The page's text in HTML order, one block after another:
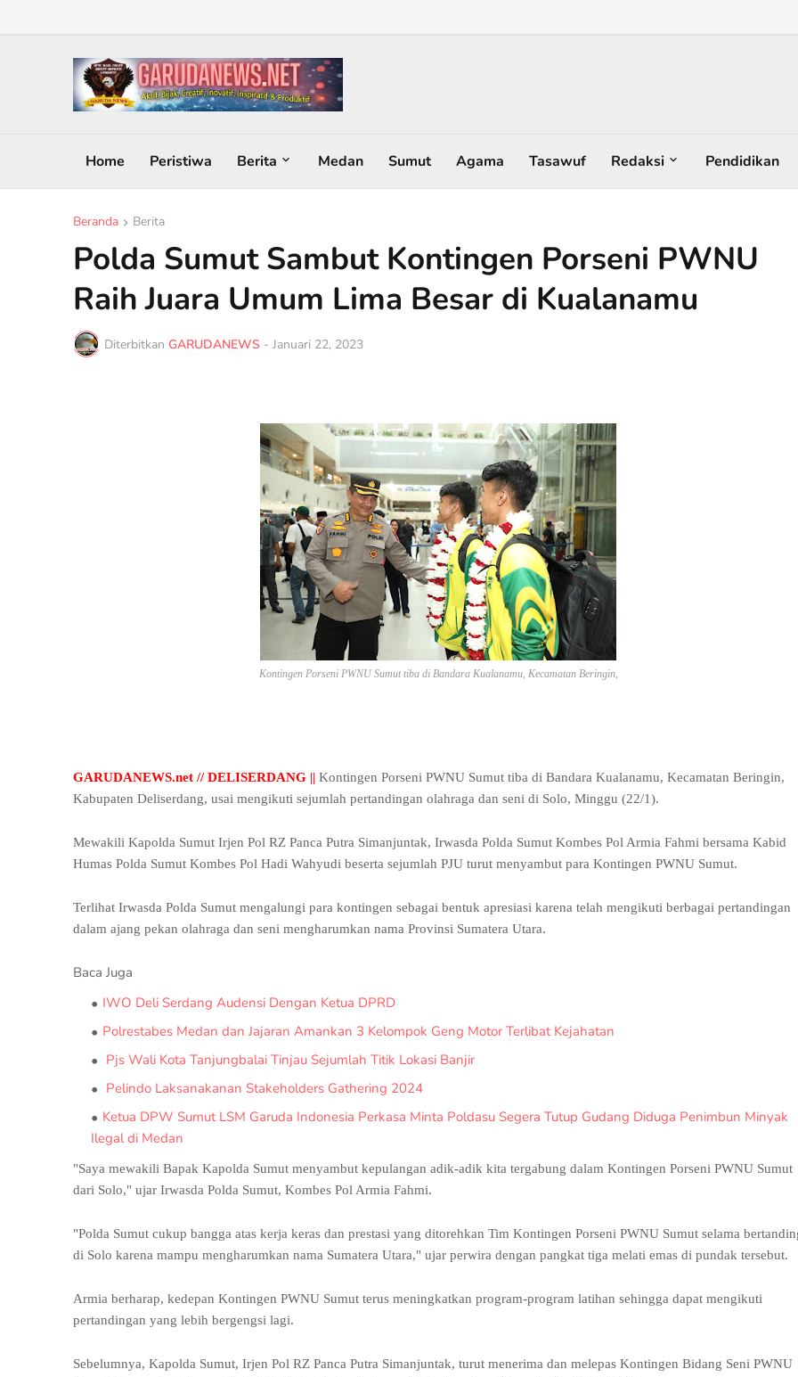
Home Peristiwa Berita Medan Sumut Agama Tasawuf Redaksi Pendidikan
Beranda Berita
Polda Sumut Sambut Kontingen Porseni PWNU
Raih Juara Umum Lima Besar di Kualanamu
Diterbitkan GARUDANEWS - Januari 22, 2023
Kontingen Porseni PWNU Sumut tiba di Bandara Kualanamu, Kecamatan Beringin,
GARUDANEWS.net // DELISERDANG || Kontingen Porseni PWNU Sumut tiba di Bandara Kualanamu, Kecamatan Beringin,
Kabupaten Deliserdang, usai mengikuti sejumlah pertandingan olahraga dan seni di Solo, Minggu (22/1).
Mewakili Kapolda Sumut Irjen Pol RZ Panca Putra Simanjuntak, Irwasda Polda Sumut Kombes Pol Armia Fahmi bersama Kabid
Humas Polda Sumut Kombes Pol Hadi Wahyudi beserta sejumlah PJU turut menyambut para Kontingen PWNU Sumut.
Terlihat Irwasda Polda Sumut mengalungi para kontingen sebagai bentuk apresiasi karena telah mengikuti berbagai pertandingan
dalam ajang pekan olahraga dan seni mengharumkan nama Provinsi Sumatera Utara.
Baca Juga
IWO Deli Serdang Audensi Dengan Ketua DPRD
Polrestabes Medan dan Jajaran Amankan 3 Kelompok Geng Motor Terlibat Kejahatan
Pjs Wali Kota Tanjungbalai Tinjau Sejumlah Titik Lokasi Banjir
Pelindo Laksanakanan Stakeholders Gathering 2024
Ketua DPW Sumut LSM Garuda Indonesia Perkasa Minta Poldasu Segera Tutup Gudang Diduga Penimbun Minyak
Ilegal di Medan
"Saya mewakili Bapak Kapolda Sumut menyambut kepulangan adik-adik kita tergabung dalam Kontingen Porseni PWNU Sumut
dari Solo," ujar Irwasda Polda Sumut, Kombes Pol Armia Fahmi.
"Polda Sumut cukup bangga atas kerja keras dan prestasi yang ditorehkan Tim Kontingen Porseni PWNU Sumut selama
di Solo karena mampu mengharumkan nama Sumatera Utara," ujar perwira dengan pangkat tiga melati emas di pundak tersebut.
Armia berharap, kedepan Kontingen PWNU Sumut terus meningkatkan program-program latihan sehingga dapat mengikuti
pertandingan yang lebih bergengsi lagi.
Sebelumnya, Kapolda Sumut, Irjen Pol RZ Panca Putra Simanjuntak, turut menerima dan melepas Kontingen Bidang Seni PWNU